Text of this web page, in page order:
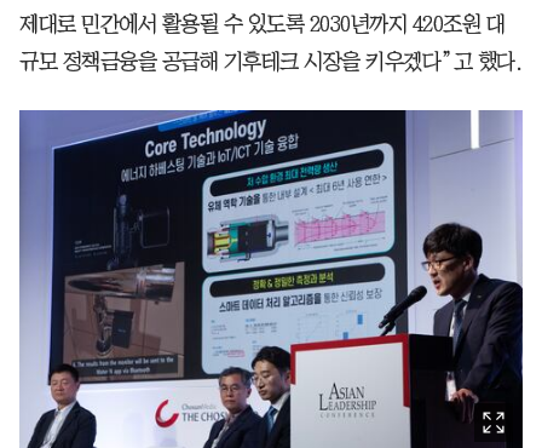
제대로 민간에서 활용될 수 있도록 2030년까지 420조원 대
규모 정책금융을 공급해 기후테크 시장을 키우겠다”고 했다.